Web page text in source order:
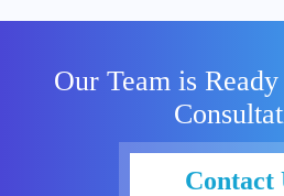
Our Team is
Contact